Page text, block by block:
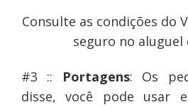
Consulte as condições do
seguro no aluguel
#3 :: Portagens: Os
disse, você pode usar